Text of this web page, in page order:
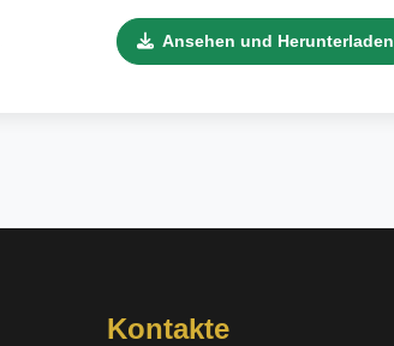
Ansehen und Herunterladen
Kontakte